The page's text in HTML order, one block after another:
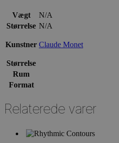
Vægt
N/A
Størrelse N/A
Kunstner Claude Monet
Størrelse
Rum
Format
Relaterede varer